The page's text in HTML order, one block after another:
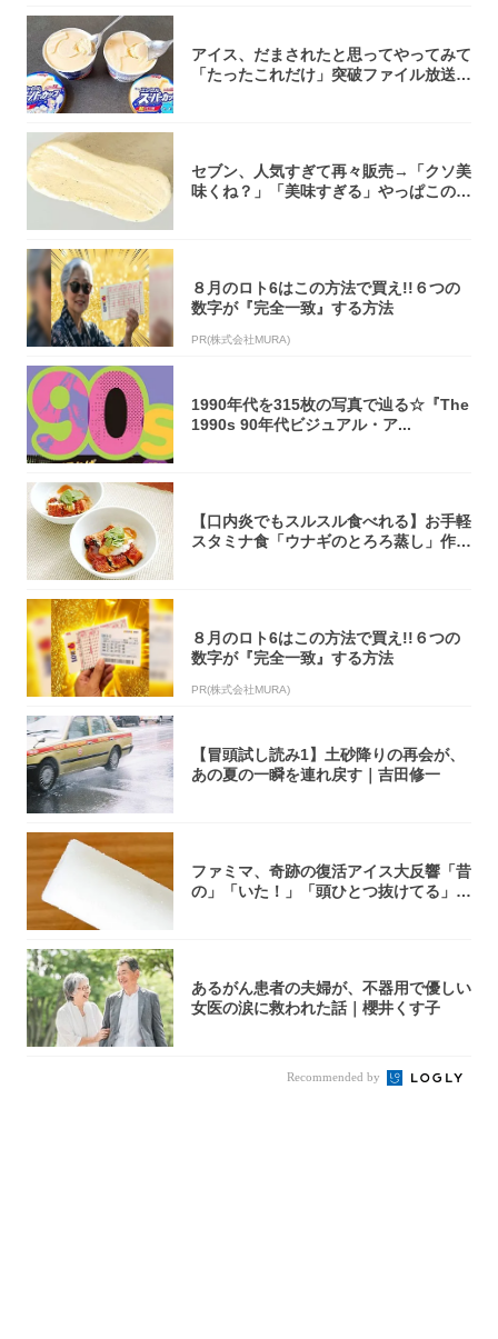
アイス、だまされたと思ってやってみて
「たったこれだけ」突破ファイル放送で
セブン、人気すぎて再々販売→「クソ美
味くね？」「美味すぎる」やっぱこのク
８月のロト6はこの方法で買え!!６つの
数字が『完全一致』する方法
PR(株式会社MURA)
1990年代を315枚の写真で辿る☆『The
1990s 90年代ビジュアル・ア...
【口内炎でもスルスル食べれる】お手軽
スタミナ食「ウナギのとろろ蒸し」作っ
８月のロト6はこの方法で買え!!６つの
数字が『完全一致』する方法
PR(株式会社MURA)
【冒頭試し読み1】土砂降りの再会が、
あの夏の一瞬を連れ戻す｜吉田修一
ファミマ、奇跡の復活アイス大反響「昔
の」「いた！」「頭ひとつ抜けてる」
あるがん患者の夫婦が、不器用で優しい
女医の涙に救われた話｜櫻井くす子
Recommended by